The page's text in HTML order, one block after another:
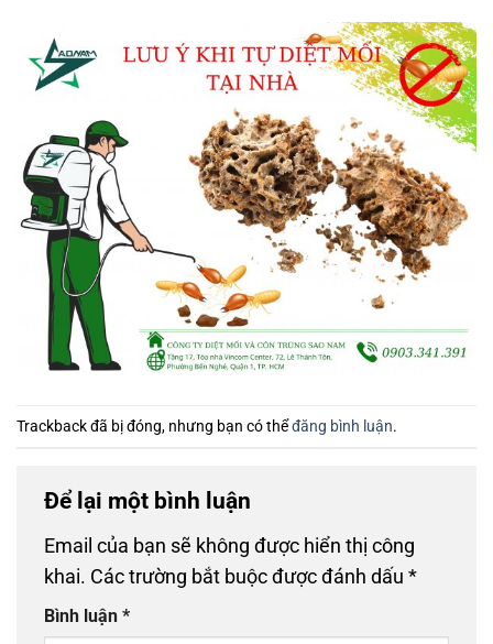
Trackback đã bị đóng, nhưng bạn có thểđăng bình luận.
Để lại một bình luận
Email của bạn sẽ không được hiển thị công
khai. Các trường bắt buộc được đánh dấu *
Bình luận *